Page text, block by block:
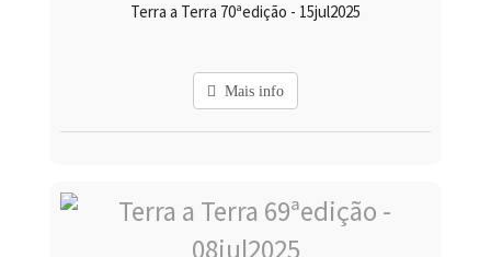
Terra a Terra 70ªedição - 15jul2025
Mais info